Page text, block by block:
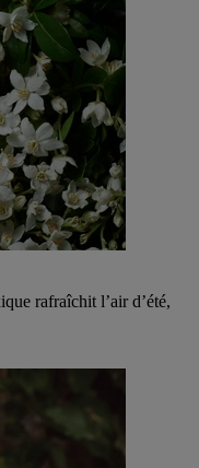
rafraîchit l’air d’été,